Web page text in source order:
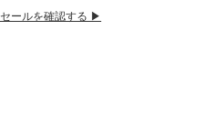
ールを確認する ▶︎